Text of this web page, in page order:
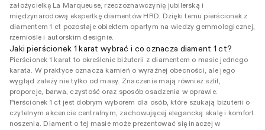
założycielkę La Marqueuse, rzeczoznawczynię jubilerską i
międzynarodową ekspertkę diamentów HRD. Dzięki temu pierścionek z
diamentem 1 ct pozostaje obiektem opartym na wiedzy gemmologicznej,
rzemiośle i autorskim designie.
Jaki pierścionek 1 karat wybrać i co oznacza diament 1 ct?
Pierścionek 1 karat to określenie biżuterii z diamentem o masie jednego
karata. W praktyce oznacza kamień o wyraźnej obecności, ale jego
wygląd zależy nie tylko od masy. Znaczenie mają również szlif,
proporcje, barwa, czystość oraz sposób osadzenia w oprawie.
Pierścionek 1 ct jest dobrym wyborem dla osób, które szukają biżuterii o
czytelnym akcencie centralnym, zachowującej elegancką skalę i komfort
noszenia. Diament o tej masie może prezentować się inaczej w